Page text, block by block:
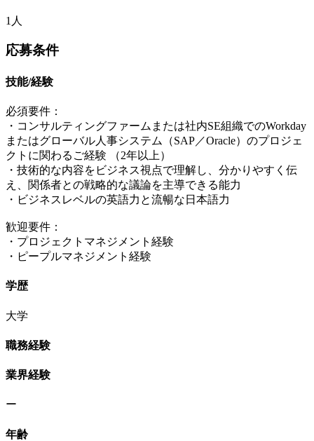
1人
応募条件
技能/経験
必須要件：
・コンサルティングファームまたは社内SE組織でのWorkday
またはグローバル人事システム（SAP／Oracle）のプロジェ
クトに関わるご経験 （2年以上）
・技術的な内容をビジネス視点で理解し、分かりやすく伝
え、関係者との戦略的な議論を主導できる能力
・ビジネスレベルの英語力と流暢な日本語力
歓迎要件：
・プロジェクトマネジメント経験
・ピープルマネジメント経験
学歴
大学
職務経験
業界経験
ー
年齢